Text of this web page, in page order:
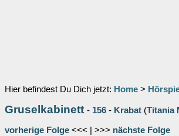
Hier befindest Du Dich jetzt: Home >
Gruselkabinett - 156 - Krabat (Titania
vorherige Folge <<< | >>> nächste Folge